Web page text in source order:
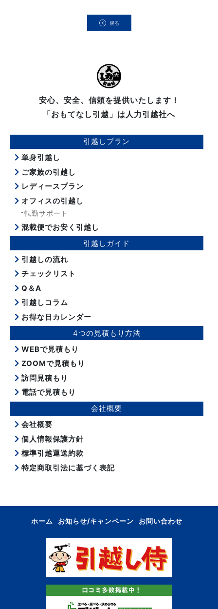
戻る
安心、安全、信頼を提供いたします！
「おもてなし引越」は人力引越社へ
引越しプラン
単身引越し
ご家族の引越し
レディースプラン
オフィスの引越し
転勤サポート
混載便でお安く引越し
引越しガイド
引越しの流れ
チェックリスト
Q＆A
引越しコラム
お得な日カレンダー
4つの見積もり方法
WEBで見積もり
ZOOMで見積もり
訪問見積もり
電話で見積もり
会社概要
会社概要
個人情報保護方針
標準引越運送約款
特定商取引法に基づく表記
ホーム お知らせ/キャンペーン お問い合わせ